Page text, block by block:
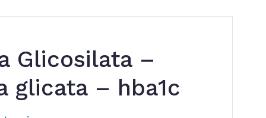
Glicosilata –
glicata – hba1c